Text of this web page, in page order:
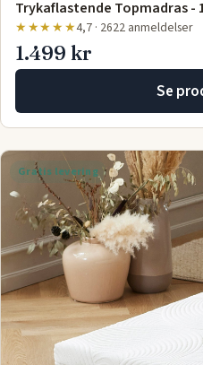
Trykaflastende Topmadras -
★★★★★4,7 · 2622 anmeldelser
1.499 kr
Se
Gratis levering